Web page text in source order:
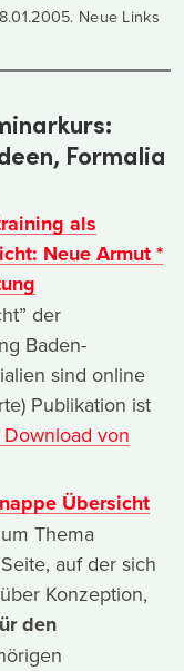
Neue Links
Formalia
als
Neue Armut *
der
Baden-
sind online
Publikation ist
von
Übersicht
Thema
auf der sich
Konzeption,
den